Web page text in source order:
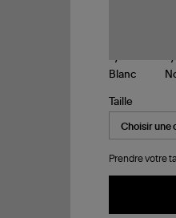
Taille
Prendre votre